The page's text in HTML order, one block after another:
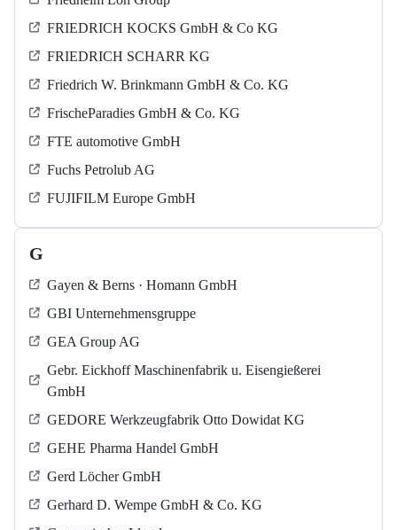
FRIEDRICH KOCKS GmbH & Co KG
FRIEDRICH SCHARR KG
Friedrich W. Brinkmann GmbH & Co. KG
FrischeParadies GmbH & Co. KG
FTE automotive GmbH
Fuchs Petrolub AG
FUJIFILM Europe GmbH
G
Gayen & Berns · Homann GmbH
GBI Unternehmensgruppe
GEA Group AG
Gebr. Eickhoff Maschinenfabrik u. Eisengießerei
GmbH
GEDORE Werkzeugfabrik Otto Dowidat KG
GEHE Pharma Handel GmbH
Gerd Löcher GmbH
Gerhard D. Wempe GmbH & Co. KG